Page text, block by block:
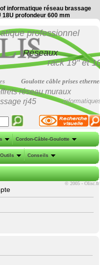
informatique réseau brassage
profondeur 600 mm
professionnel
Réseaux
rack 19"et
Goulotte câble prises
réseau muraux
rj45
Cordon-Câble-Goulotte
Outils Conseils
© 2005 - Olisc.fr